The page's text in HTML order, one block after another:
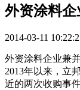
外资涂料
2014-03-11
外资涂料企业兼
2013年以来，立
近的两次收购事